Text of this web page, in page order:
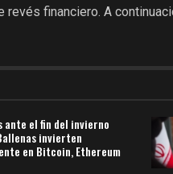
revés financiero. A
ante el fin del invierno
invierten
en Bitcoin, Ethereum